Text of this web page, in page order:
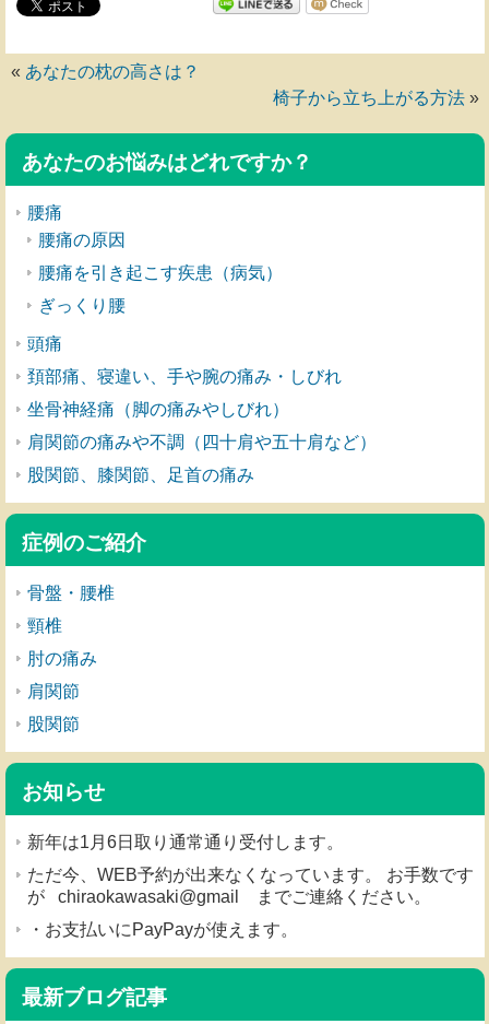
« あなたの枕の高さは？
椅子から立ち上がる方法 »
あなたのお悩みはどれですか？
腰痛
腰痛の原因
腰痛を引き起こす疾患（病気）
ぎっくり腰
頭痛
頚部痛、寝違い、手や腕の痛み・しびれ
坐骨神経痛（脚の痛みやしびれ）
肩関節の痛みや不調（四十肩や五十肩など）
股関節、膝関節、足首の痛み
症例のご紹介
骨盤・腰椎
頸椎
肘の痛み
肩関節
股関節
お知らせ
新年は1月6日取り通常通り受付します。
ただ今、WEB予約が出来なくなっています。 お手数です
が chiraokawasaki@gmail までご連絡ください。
・お支払いにPayPayが使えます。
最新ブログ記事